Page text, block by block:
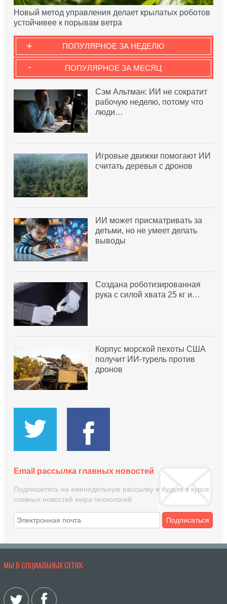
Новый метод управления делает крылатых роботов
устойчивее к порывам ветра
ПОПУЛЯРНОЕ ЗА НЕДЕЛЮ
+
ПОПУЛЯРНОЕ ЗА МЕСЯЦ
-
Сэм Альтман: ИИ не сократит
рабочую неделю, потому что
люди…
Игровые движки помогают ИИ
считать деревья с дронов
ИИ может присматривать за
детьми, но не умеет делать
выводы
Создана роботизированная
рука с силой хвата 25 кг и…
Корпус морской пехоты США
получит ИИ-турель против
дронов
Email рассылка главных новостей
Подпишитесь на еженедельную рассылку и будьте в курсе
главных новостей мира технологий
Подписаться
МЫ В СОЦИАЛЬНЫХ СЕТЯХ: